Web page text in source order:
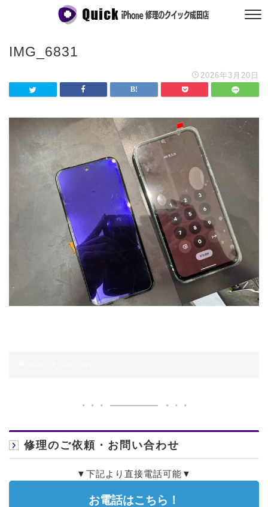
IMG_6831
2026年3月20日
修理のご依頼・お問い合わせ
▼下記より直接電話可能▼
お電話はこちら！